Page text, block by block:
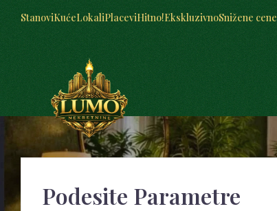
StanoviKućeLokaliPlaceviHitno!EkskluzivnoSnižene cene
Podesite Parametre